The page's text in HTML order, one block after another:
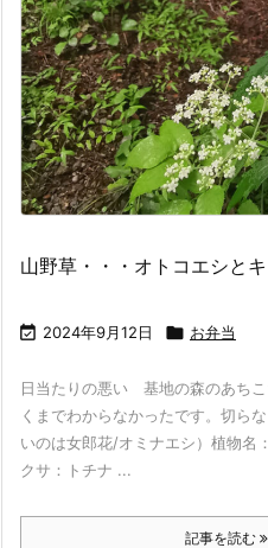
山野草・・・オトコエシと
 2024年9月12日  お弁当
日当たりの悪い 基地の森のあち
くまでわからなかったです。切ら
いのは女郎花/オミナエシ）植物名
クサ：トチナ ...
記事を読む